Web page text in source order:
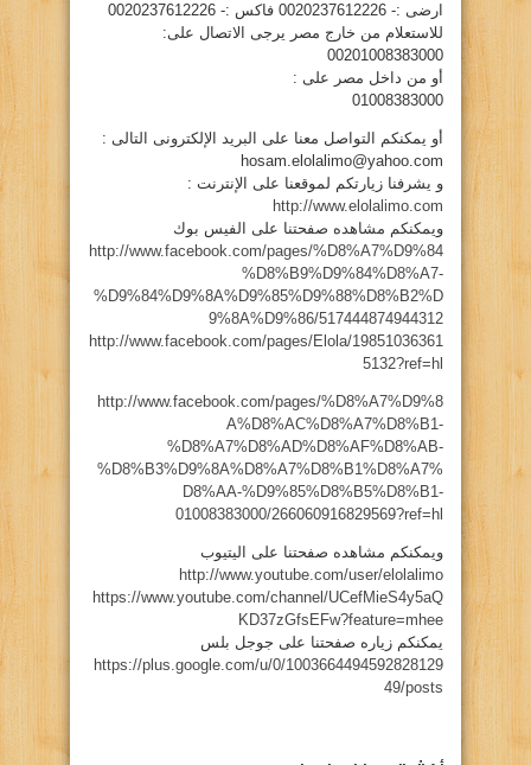
ارضى :- 0020237612226 فاكس :- 0020237612226
للاستعلام من خارج مصر يرجى الاتصال على:
00201008383000
أو من داخل مصر على :
01008383000
أو يمكنكم التواصل معنا على البريد الإلكترونى التالى :
hosam.elolalimo@yahoo.com
و يشرفنا زيارتكم لموقعنا على الإنترنت :
http://www.elolalimo.com
ويمكنكم مشاهده صفحتنا على الفيس بوك
http://www.facebook.com/pages/%D8%A7%D9%84
%D8%B9%D9%84%D8%A7-
%D9%84%D9%8A%D9%85%D9%88%D8%B2%D
9%8A%D9%86/517444874944312
http://www.facebook.com/pages/Elola/19851036361
5132?ref=hl
http://www.facebook.com/pages/%D8%A7%D9%8
A%D8%AC%D8%A7%D8%B1-
%D8%A7%D8%AD%D8%AF%D8%AB-
%D8%B3%D9%8A%D8%A7%D8%B1%D8%A7%
D8%AA-%D9%85%D8%B5%D8%B1-
01008383000/266060916829569?ref=hl
ويمكنكم مشاهده صفحتنا على اليتيوب
http://www.youtube.com/user/elolalimo
https://www.youtube.com/channel/UCefMieS4y5aQ
KD37zGfsEFw?feature=mhee
يمكنكم زياره صفحتنا على جوجل بلس
https://plus.google.com/u/0/1003664494592828129
49/posts